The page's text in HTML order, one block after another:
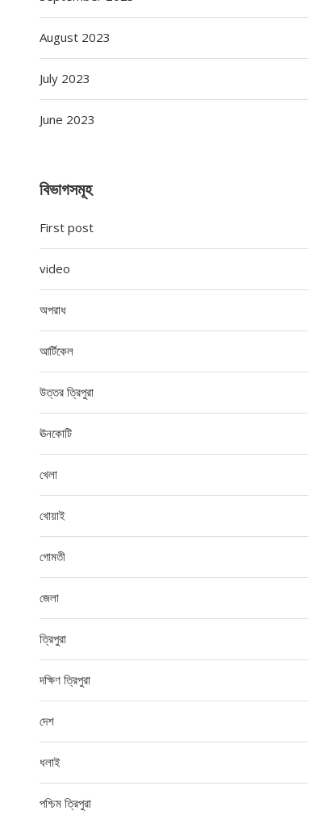
August 2023
July 2023
June 2023
বিভাগসমূহ
First post
video
অপরাধ
আর্টিকেল
উত্তর ত্রিপুরা
ঊনকোটি
খেলা
খোয়াই
গোমতী
জেলা
ত্রিপুরা
দক্ষিণ ত্রিপুরা
দেশ
ধলাই
পশ্চিম ত্রিপুরা